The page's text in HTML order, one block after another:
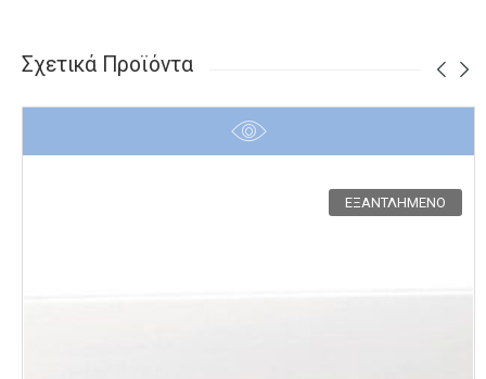
Σχετικά Προϊόντα
ΕΞΑΝΤΛΗΜΈΝΟ